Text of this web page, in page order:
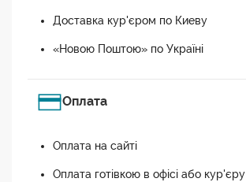
Доставка кур'єром по Киеву
«Новою Поштою» по Україні
Оплата
Оплата на сайті
Оплата готівкою в офісі або кур'єру